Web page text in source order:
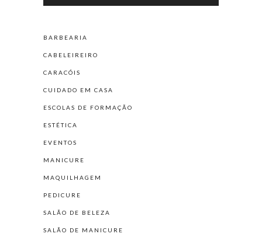
BARBEARIA
CABELEIREIRO
CARACÓIS
CUIDADO EM CASA
ESCOLAS DE FORMAÇÃO
ESTÉTICA
EVENTOS
MANICURE
MAQUILHAGEM
PEDICURE
SALÃO DE BELEZA
SALÃO DE MANICURE